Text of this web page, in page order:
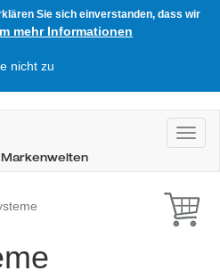
Sie sich einverstanden, dass wir
mehr Informationen
nicht zu